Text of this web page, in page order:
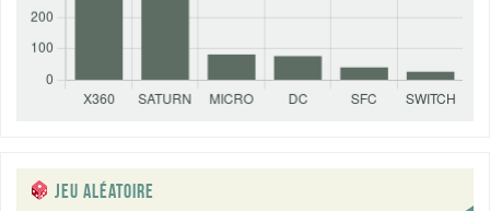
JEU ALÉATOIRE